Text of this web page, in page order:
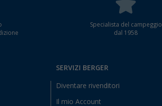
Specialista del campeggio
dal 1958
SERVIZI BERGER
Diventare rivenditori
Il mio Account